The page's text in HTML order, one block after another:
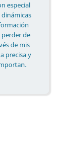
especial
perder de
de mis
precisa y